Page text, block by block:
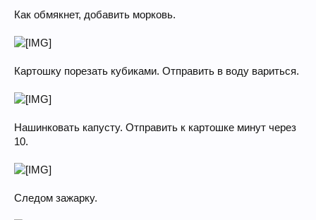
Как обмякнет, добавить морковь.
Картошку порезать кубиками. Отправить в воду вариться.
Нашинковать капусту. Отправить к картошке минут через
10.
Следом зажарку.